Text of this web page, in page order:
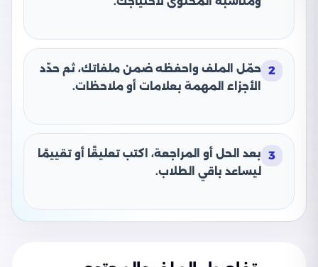
2 حمّل الملف واحفظه ضمن ملفاتك، ثم حدّد
الأجزاء المهمة بعلامات أو ملاحظات.
3
بعد الحل أو المراجعة، اكتب تعليقًا أو تقييمًا
ليساعد باقي الطلاب.